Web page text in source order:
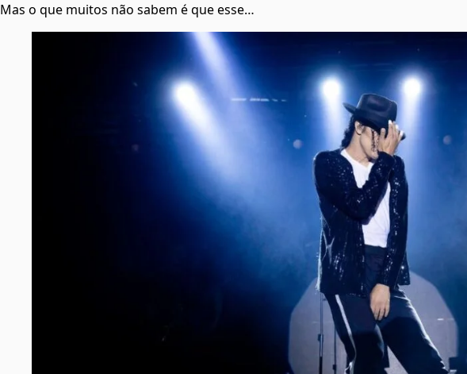
Mas o que muitos não sabem é que esse…